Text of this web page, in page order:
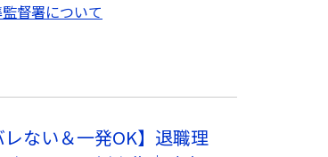
督署について
レない＆一発OK】退職理